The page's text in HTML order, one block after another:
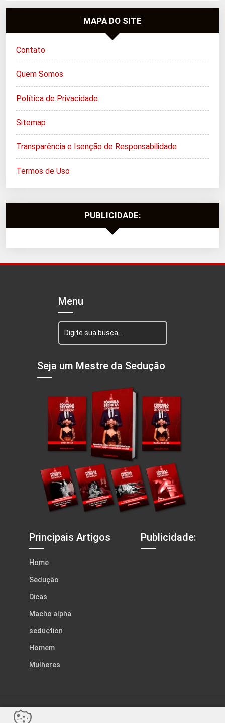
MAPA DO SITE
Contato
Quem Somos
Política de Privacidade
Sitemap
Transparência e Isenção de Responsabilidade
Termos de Uso
PUBLICIDADE:
Menu
Seja um Mestre da Sedução
Principais Artigos
Home
Sedução
Dicas
Macho alpha
seduction
Homem
Mulheres
Publicidade: